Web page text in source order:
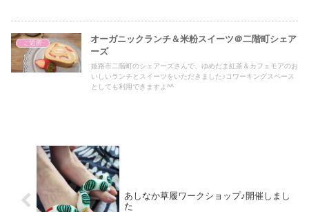
ご近所
オーガニックランチ＆米粉スイーツ＠二階町シェア
ーズ
姫路市二階町のシェアーズさんで、ゆめだま紅茶＆カフェモアのお
いしいランチとスイーツをいただきました♪コワーキングスペース
としても利用できますよ^^
あしなか草履ワークショップ♪開催しまし
た